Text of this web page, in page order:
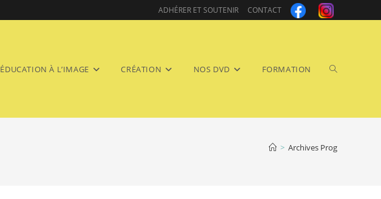
ADHÉRER ET SOUTENIR CONTACT
ÉDUCATION À L’IMAGE CRÉATION NOS DVD FORMATION Toggle
> Archives Prog